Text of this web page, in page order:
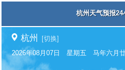
杭州天气预报24
杭州 [切换]
2026年08月07日 星期五 马年六月